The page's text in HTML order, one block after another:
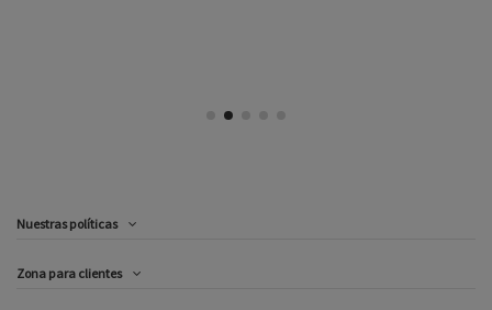
Nuestras políticas
Zona para clientes